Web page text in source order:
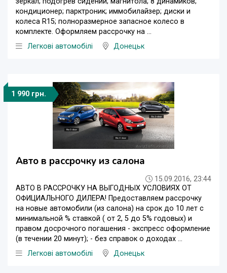
кондиционер; парктроник; иммобилайзер; диски и
колеса R15; полноразмерное запасное колесо в
комплекте. Оформляем рассрочку на ...
Легкові автомобілі
Донецьк
1 990 грн.
Авто в рассрочку из салона
15.09.2016, 23:44
АВТО В РАССРОЧКУ НА ВЫГОДНЫХ УСЛОВИЯХ ОТ
ОФИЦИАЛЬНОГО ДИЛЕРА! Предоставляем рассрочку
на новые автомобили (из салона) на срок до 10 лет с
минимальной % ставкой ( от 2, 5 до 5% годовых) и
правом досрочного погашения - экспресс оформление
(в течении 20 минут); - без справок о доходах ...
Легкові автомобілі
Донецьк